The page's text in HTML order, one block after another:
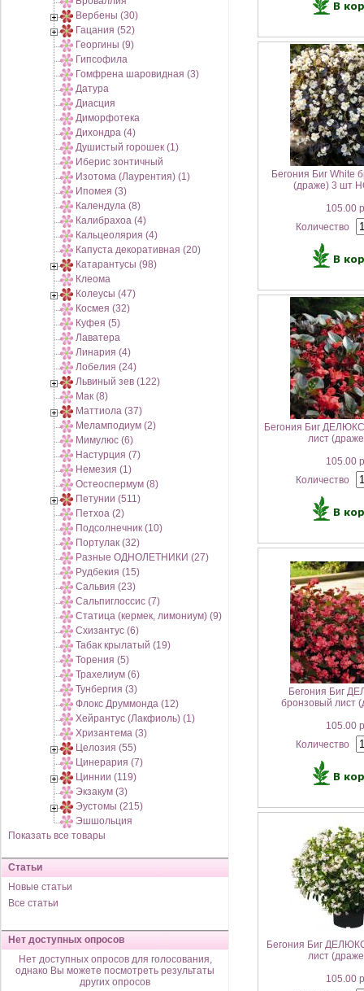
Вербены (30)
Гацания (52)
Георгины (9)
Гипсофила
Гомфрена шаровидная (3)
Датура
Диасция
Диморфотека
Дихондра (4)
Душистый горошек (1)
Иберис зонтичный
Изотома (Лаурентия) (1)
Ипомея (3)
Календула (8)
Калибрахоа (4)
Кальцеолярия (4)
Капуста декоративная (20)
Катарантусы (98)
Клеома
Колеусы (47)
Космея (32)
Куфея (5)
Лаватера
Линария (4)
Лобелия (24)
Львиный зев (122)
Мак (8)
Маттиола (37)
Меламподиум (2)
Мимулюс (6)
Настурция (7)
Немезия (1)
Остеоспермум (8)
Петунии (511)
Петхоа (2)
Подсолнечник (10)
Портулак (32)
Разные ОДНОЛЕТНИКИ (27)
Рудбекия (15)
Сальвия (23)
Сальпиглоссис (7)
Статица (кермек, лимониум) (9)
Схизантус (6)
Табак крылатый (19)
Торения (5)
Трахелиум (6)
Тунбергия (3)
Флокс Друммонда (12)
Хейрантус (Лакфиоль) (1)
Хризантема (3)
Целозия (55)
Цинерария (7)
Циннии (119)
Экзакум (3)
Эустомы (215)
Эшшольция
Показать все товары
Статьи
Новые статьи
Все статьи
Нет доступных опросов
Нет доступных опросов для голосования,
однако Вы можете посмотреть результаты
других опросов
Бегония Биг White
(драже) 3 шт
105.00
Количество
Бегония Биг
лист
105.00
Количество
Бегония Биг
бронзовый лист
105.00
Количество
Бегония Биг
лист
105.00